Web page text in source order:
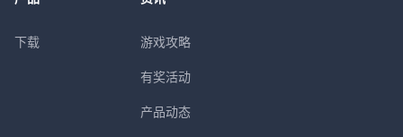
下载 游戏攻略
有奖活动
产品动态